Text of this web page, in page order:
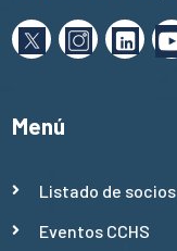
Menú
Listado de socios
Eventos CCHS